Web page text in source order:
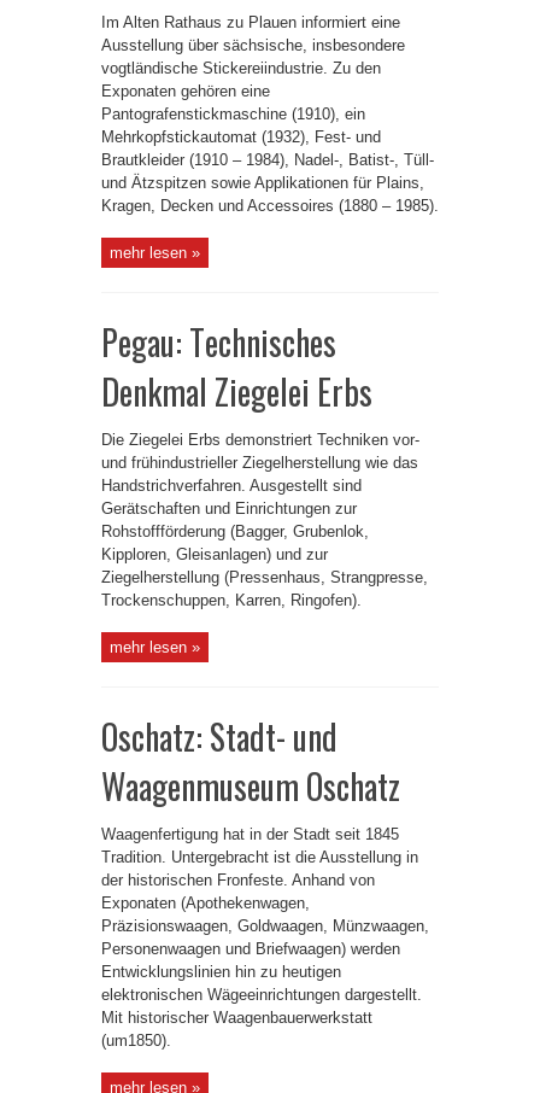
Im Alten Rathaus zu Plauen informiert eine
Ausstellung über sächsische, insbesondere
vogtländische Stickereiindustrie. Zu den
Exponaten gehören eine
Pantografenstickmaschine (1910), ein
Mehrkopfstickautomat (1932), Fest- und
Brautkleider (1910 – 1984), Nadel-, Batist-, Tüll-
und Ätzspitzen sowie Applikationen für Plains,
Kragen, Decken und Accessoires (1880 – 1985).
mehr lesen »
Pegau: Technisches
Denkmal Ziegelei Erbs
Die Ziegelei Erbs demonstriert Techniken vor-
und frühindustrieller Ziegelherstellung wie das
Handstrichverfahren. Ausgestellt sind
Gerätschaften und Einrichtungen zur
Rohstoffförderung (Bagger, Grubenlok,
Kipploren, Gleisanlagen) und zur
Ziegelherstellung (Pressenhaus, Strangpresse,
Trockenschuppen, Karren, Ringofen).
mehr lesen »
Oschatz: Stadt- und
Waagenmuseum Oschatz
Waagenfertigung hat in der Stadt seit 1845
Tradition. Untergebracht ist die Ausstellung in
der historischen Fronfeste. Anhand von
Exponaten (Apothekenwagen,
Präzisionswaagen, Goldwaagen, Münzwaagen,
Personenwaagen und Briefwaagen) werden
Entwicklungslinien hin zu heutigen
elektronischen Wägeeinrichtungen dargestellt.
Mit historischer Waagenbauerwerkstatt
(um1850).
mehr lesen »